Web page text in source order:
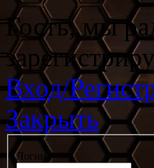
Гость, мы
Вход/
Закрыть
Логин